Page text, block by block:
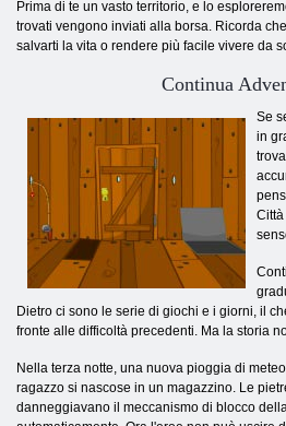
Prima di te un vasto territorio, e lo
trovati vengono inviati alla borsa. Ricorda
salvarti la vita o rendere più facile vivere da
Continua
Se
in
Dietro ci sono le serie di giochi e i giorni, il
fronte alle difficoltà precedenti. Ma la storia
Nella terza notte, una nuova pioggia di
ragazzo si nascose in un magazzino. Le
danneggiavano il meccanismo di blocco